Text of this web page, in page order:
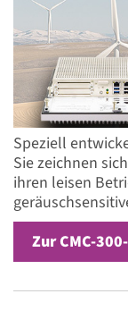
Speziell
Sie zeichnen
ihren leisen
Zur CMC-